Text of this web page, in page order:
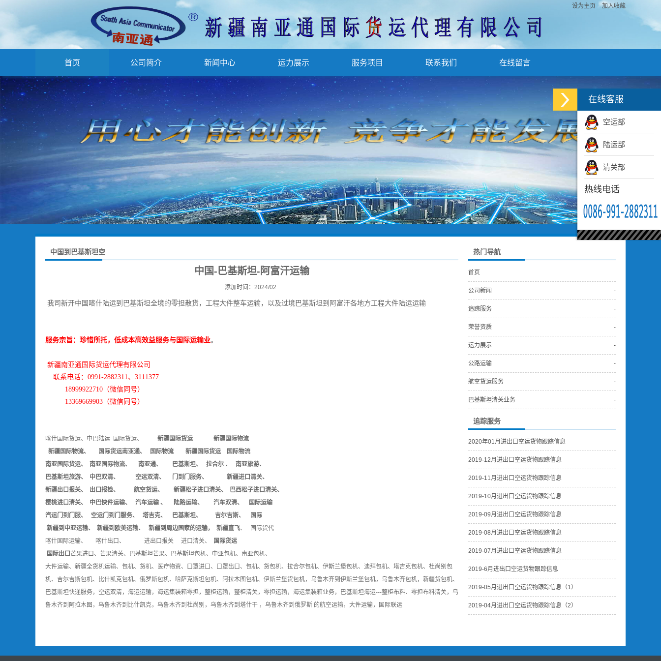
设为主页 加入收藏
首页 公司简介 新闻中心 运力展示 服务项目 联系我们 在线留言
中国到巴基斯坦空
中国-巴基斯坦-阿富汗运输
添加时间：2024/02
我司新开中国喀什陆运到巴基斯坦全境的零担散货， 工程大件整车运输，以及过境巴基斯坦到阿富汗各地方工程大件陆运运输
服务宗旨：珍惜所托，低成本高效益服务与国际运输业。
新疆南亚通国际货运代理有限公司
联系电话：0991-2882311、3111377
18999922710（微信同号）
13369669903（微信同号）
喀什国际货运、中巴陆运 国际货运、 新疆国际货运
新疆国际物流
新疆国际物流、 国际货运南亚通、 国际物流 新疆国际货运 国际物流
南亚国际货运、 南亚国际物流、 南亚通、 巴基斯坦、 拉合尔 、 南亚旅游、
巴基斯坦旅游、 中巴双清、 空运双清、 门到门服务、 新疆进口清关、
新疆出口报关、 出口报检、 航空货运、 新疆松子进口清关、 巴西松子进口清关、
樱桃进口清关、 中巴快件运输、 汽车运输 、 陆路运输、 汽车双清、 国际运输
汽运门到门服、 空运门到门服务、 塔吉克、 巴基斯坦、 吉尔吉斯、 国际
新疆到中亚运输、 新疆到欧美运输、 新疆到周边国家的运输， 新疆直飞、 国际货代
喀什国际运输、 喀什出口、 进出口报关 进口清关、
国际货运
国际出口 芒果进口、芒果清关、巴基斯坦芒果、巴基斯坦包机、中亚包机、南亚包机、
大件运输、新疆全货机运输、包机、货机、医疗物资、口罩进口、口罩出口、包机、货包机、拉合尔包机、伊斯兰堡包机、迪拜包机、塔吉克包机、杜尚别包
机、吉尔吉斯包机、比什凯克包机、俄罗斯包机、哈萨克斯坦包机、阿拉木图包机、伊斯兰堡货包机，乌鲁木齐到伊斯兰堡包机，乌鲁木齐包机，新疆货包机、
巴基斯坦快递服务，空运双清，海运运输，海运集装箱零担，整柜运输，整柜清关，零担运输，海运集装箱业务，巴基斯坦海运---整柜布料、零担布料清关，乌
鲁木齐到阿拉木图，乌鲁木齐到比什凯克，乌鲁木齐到杜尚别，乌鲁木齐到塔什干 ，乌鲁木齐到俄罗斯 的航空运输，大件运输，国际联运
热门导航
首页
-
公司新闻
-
追踪服务
-
荣誉资质
-
运力展示
-
公路运输
-
航空货运服务
-
巴基斯坦清关业务
追踪服务
2020年01月进出口空运货物跟踪信息
2019-12月进出口空运货物跟踪信息
2019-11月进出口空运货物跟踪信息
2019-10月进出口空运货物跟踪信息
2019-09月进出口空运货物跟踪信息
2019-08月进出口空运货物跟踪信息
2019-07月进出口空运货物跟踪信息
2019-6月进出口空运货物跟踪信息
2019-05月进出口空运货物跟踪信息（1）
2019-04月进出口空运货物跟踪信息（2）
在线客服
空运部
陆运部
清关部
热线电话